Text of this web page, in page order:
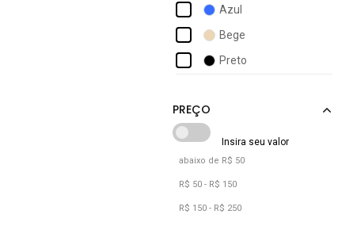
Ccw Central Capital Wear
Champion
Azul
Bege
Preto
abaixo de R$ 50
R$ 50 - R$ 150
R$ 150 - R$ 250